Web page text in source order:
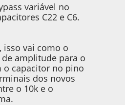
variável no
C22 e C6.
isso vai como o
amplitude para o
o capacitor no pino
dos novos
o 10k e o